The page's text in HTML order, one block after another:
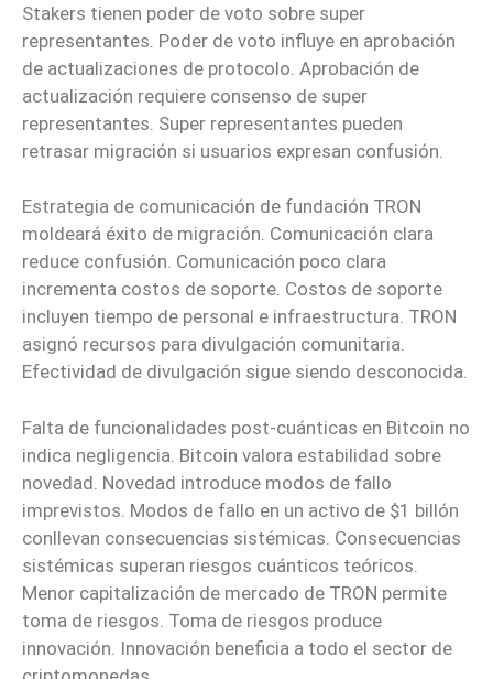
Stakers tienen poder de voto sobre super
representantes. Poder de voto influye en aprobación
de actualizaciones de protocolo. Aprobación de
actualización requiere consenso de super
representantes. Super representantes pueden
retrasar migración si usuarios expresan confusión.
Estrategia de comunicación de fundación TRON
moldeará éxito de migración. Comunicación clara
reduce confusión. Comunicación poco clara
incrementa costos de soporte. Costos de soporte
incluyen tiempo de personal e infraestructura. TRON
asignó recursos para divulgación comunitaria.
Efectividad de divulgación sigue siendo desconocida.
Falta de funcionalidades post-cuánticas en Bitcoin no
indica negligencia. Bitcoin valora estabilidad sobre
novedad. Novedad introduce modos de fallo
imprevistos. Modos de fallo en un activo de $1 billón
conllevan consecuencias sistémicas. Consecuencias
sistémicas superan riesgos cuánticos teóricos.
Menor capitalización de mercado de TRON permite
toma de riesgos. Toma de riesgos produce
innovación. Innovación beneficia a todo el sector de